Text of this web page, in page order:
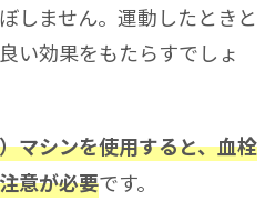
しません。運動したときと
い効果をもたらすでしょ
マシンを使用すると、血栓
意が必要です。